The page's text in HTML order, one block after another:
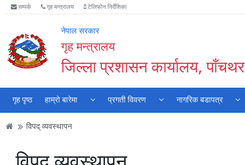
Accessibility
Mode
गर्नुहोस्
मुख्य
सामाग्री
मुख्य
नेभिगेसन
वेबसाइट
खोजमा
सम्पर्क गृह मन्त्रालय टेलिफोन निर्देशिका
नेपाल सरकार
गृह मन्त्रालय
जिल्ला प्रशासन कार्यालय, पाँचथर
गृह पृष्ठ हाम्रो बारेमा प्रगती विवरण नागरिक बडापत्र
विपद् व्यवस्थापन